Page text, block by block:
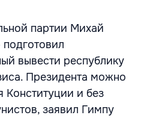
партии Михай
вывести республику
Президента можно
Конституции и без
заявил Гимпу